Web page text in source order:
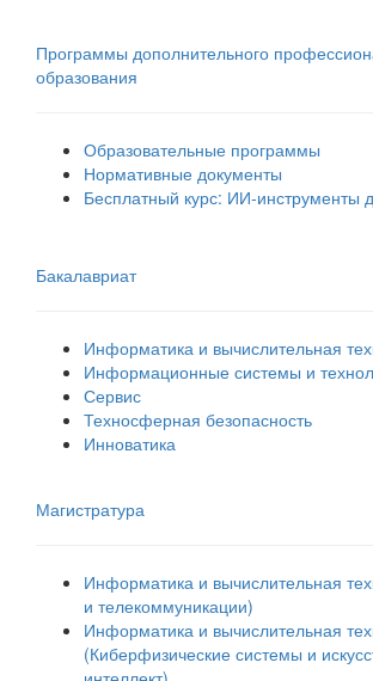
Программы дополнительного
образования
Образовательные программы
Нормативные документы
Бесплатный курс: ИИ‑инструменты
Бакалавриат
Информатика и вычислительная
Информационные системы и
Сервис
Техносферная безопасность
Инноватика
Магистратура
Информатика и вычислительная
и телекоммуникации)
Информатика и вычислительная
(Киберфизические системы и